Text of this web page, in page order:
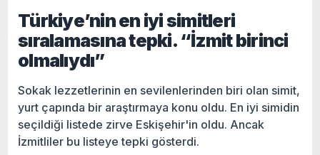
Türkiye’nin en iyi simitleri
sıralamasına tepki. “İzmit birinci
olmalıydı”
Sokak lezzetlerinin en sevilenlerinden biri olan simit,
yurt çapında bir araştırmaya konu oldu. En iyi simidin
seçildiği listede zirve Eskişehir'in oldu. Ancak
İzmitliler bu listeye tepki gösterdi.